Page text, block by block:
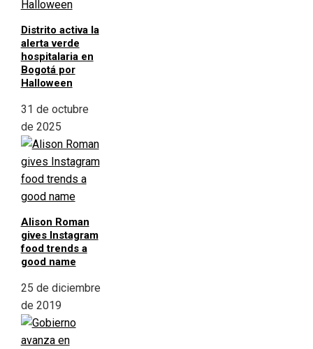
Distrito activa la
alerta verde
hospitalaria en
Bogotá por
Halloween
31 de octubre
de 2025
Alison Roman
gives Instagram
food trends a
good name
25 de diciembre
de 2019